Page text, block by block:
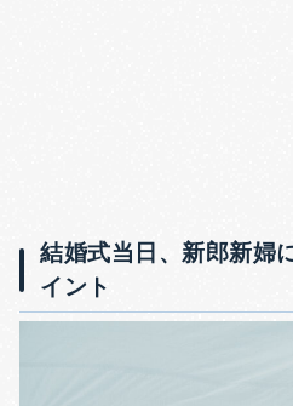
結婚式当日、新郎新婦
イント